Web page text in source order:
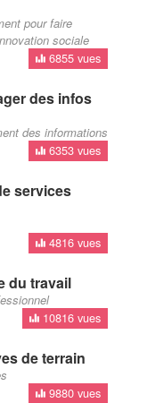
pour faire
sociale
6855 vues
des infos
des informations
6353 vues
services
4816 vues
du travail
10816 vues
de terrain
9880 vues